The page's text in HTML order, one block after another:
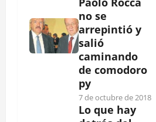
no se
arrepintió y
salió
caminando
de comodoro
py
7 de octubre de 2018
Lo que hay